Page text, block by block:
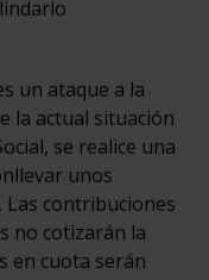
un ataque a la
la actual situación
se realice una
unos
Las contribuciones
no cotizarán la
en cuota serán